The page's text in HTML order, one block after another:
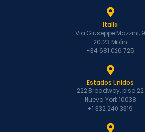
Italia
Via Giuseppe Mazzini, 9
20123 Milán
+34 681 026 725
Estados Unidos
222 Broadway, piso 22
Nueva York 10038
+1 332 240 3319